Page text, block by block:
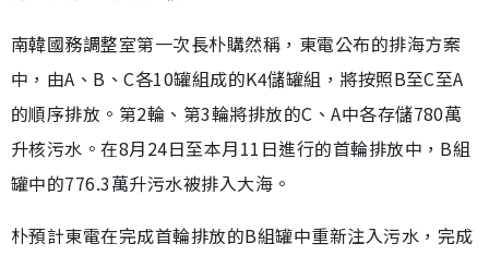
南韓國務調整室第一次長朴購然稱，東電公布的排海方案
中，由A、B、C各10罐組成的K4儲罐組，將按照B至C至A
的順序排放。第2輪、第3輪將排放的C、A中各存儲780萬
升核污水。在8月24日至本月11日進行的首輪排放中，B組
罐中的776.3萬升污水被排入大海。
朴預計東電在完成首輪排放的B組罐中重新注入污水，完成